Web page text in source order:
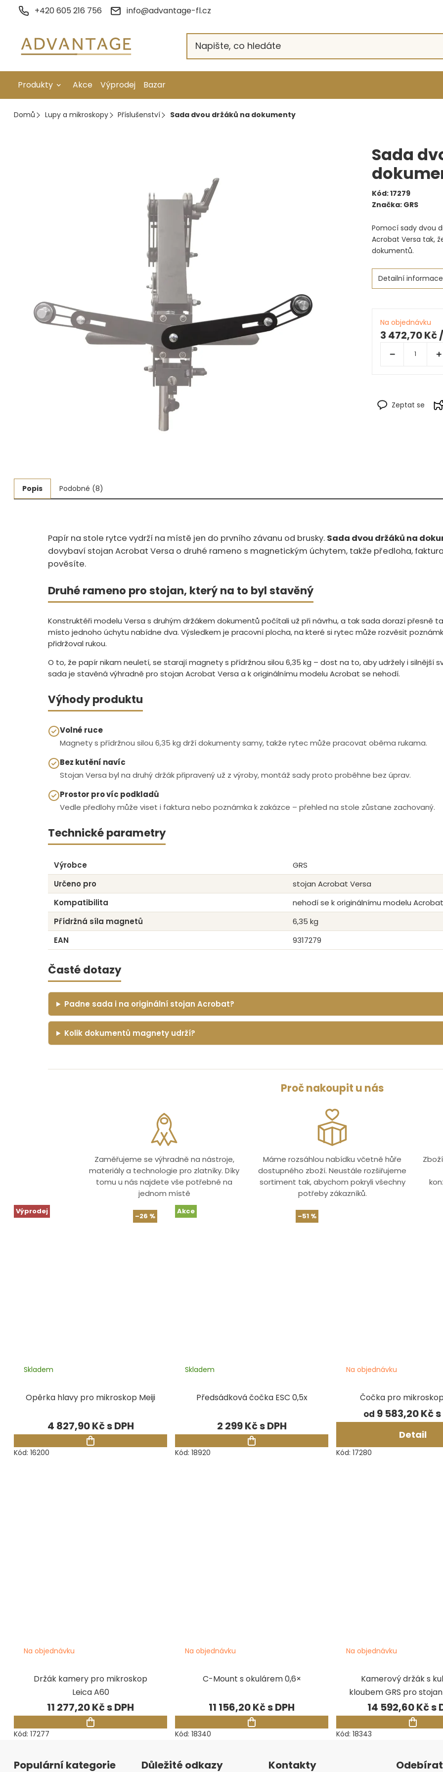
+420 605 216 756 info@advantage-fl.cz
Produkty
Galvanické pokovení
Lití a tavení
Kameny
Fasování a gravírování
Základní vybavení dílny
Navlékací nitě, struny, podložky
3D technologie
Smalty, UV barvy, patiny
Lupy a mikroskopy
Akce Výprodej Bazar
Domů Lupy a mikroskopy Příslušenství Sada dvou držáků na dokumenty
Sada
Kód:17279
Značka: GRS
Pomocí sady dvou
Acrobat Versa tak,
dokumentů.
Detailní informace
Zeptat se
Na objednávku
3 472,70 Kč
Popis Podobné (8)
Papír na stole rytce vydrží na místě jen do prvního závanu od brusky.‍​‍‌‌​‌‌‌‌‌​‌‌‌​​‌​‌​‌‌‌‌‌‌‌‌‌‌​​​‌ Sada dvou držáků na
dovybaví stojan Acrobat Versa o druhé rameno s magnetickým úchytem, takže předloha,
pověsíte.
Druhé rameno pro stojan, který na to byl stavěný
Konstruktéři modelu Versa s druhým držákem dokumentů počítali už při návrhu, a tak sada dorazí
místo jednoho úchytu nabídne dva. Výsledkem je pracovní plocha, na které si rytec může rozvěsit
přidržoval rukou.
O to, že papír nikam neuletí, se starají magnety s přídržnou silou 6,35 kg – dost na to, aby udržely i silnější
sada je stavěná výhradně pro stojan Acrobat Versa a k originálnímu modelu Acrobat se nehodí.
Výhody produktu
Volné ruce
Magnety s přídržnou silou 6,35 kg drží dokumenty samy, takže rytec může pracovat oběma rukama.
Bez kutění navíc
Stojan Versa byl na druhý držák připravený už z výroby, montáž sady proto proběhne bez úprav.
Prostor pro víc podkladů
Vedle předlohy může viset i faktura nebo poznámka k zakázce – přehled na stole zůstane zachovaný.
Technické parametry
Výrobce
GRS
Určeno pro
stojan Acrobat Versa
Kompatibilita
nehodí se k originálnímu modelu Acrobat
Přídržná síla magnetů
6,35 kg
EAN
9317279
Časté dotazy
Padne sada i na originální stojan Acrobat?
Kolik dokumentů magnety udrží?
Proč nakoupit u nás
Zaměřujeme se výhradně na nástroje,
materiály a technologie pro zlatníky. Díky
tomu u nás najdete vše potřebné na
jednom místě
Máme rozsáhlou nabídku včetně hůře
dostupného zboží. Neustále rozšiřujeme
sortiment tak, abychom pokryli všechny
potřeby zákazníků.
Výprodej
–26 %
Opěrka hlavy pro mikroskop Meiji
Skladem
4 827,90 Kč
Kód: 16200
Akce
–51 %
Předsádková čočka ESC 0,5x
Skladem
2 299 Kč
Kód: 18920
Čočka pro
Na objednávku
od 9 583,20 Kč
Detail
Kód: 17280
Držák kamery pro mikroskop
Leica A60
Na objednávku
11 277,20 Kč
Kód: 17277
C-Mount s okulárem 0,6×
Na objednávku
11 156,20 Kč
Kód: 18340
Kamerový držák s
kloubem GRS pro
Na objednávku
14 592,60 Kč
Kód: 18343
Populární kategorie Důležité odkazy Kontakty